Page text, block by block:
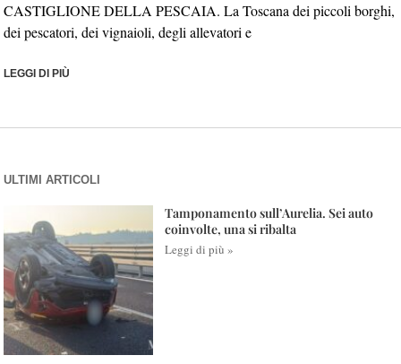
CASTIGLIONE DELLA PESCAIA. La Toscana dei piccoli borghi,
dei pescatori, dei vignaioli, degli allevatori e
LEGGI DI PIÙ
ULTIMI ARTICOLI
Tamponamento sull’Aurelia. Sei auto
coinvolte, una si ribalta
Leggi di più »